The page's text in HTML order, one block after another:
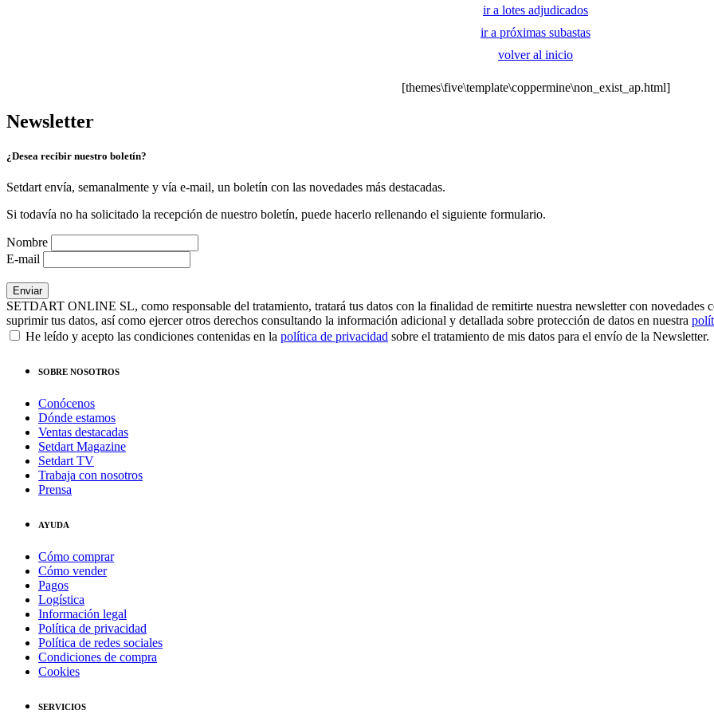
ir a lotes adjudicados
ir a próximas subastas
volver al inicio
[themes\five\template\coppermine\non_exist_ap.html]
Newsletter
¿Desea recibir nuestro boletín?
Setdart envía, semanalmente y vía e-mail, un boletín con las novedades más destacadas.
Si todavía no ha solicitado la recepción de nuestro boletín, puede hacerlo rellenando el siguiente formulario.
Nombre
E-mail
SETDART ONLINE SL, como responsable del tratamiento, tratará tus datos con la finalidad de remitirte nuestra newsletter con novedades
suprimir tus datos, así como ejercer otros derechos consultando la información adicional y detallada sobre protección de datos en nuestra
He leído y acepto las condiciones contenidas en la política de privacidad sobre el tratamiento de mis datos para el envío de la Newsletter.
SOBRE NOSOTROS
Conócenos
Dónde estamos
Ventas destacadas
Setdart Magazine
Setdart TV
Trabaja con nosotros
Prensa
AYUDA
Cómo comprar
Cómo vender
Pagos
Logística
Información legal
Política de privacidad
Política de redes sociales
Condiciones de compra
Cookies
SERVICIOS